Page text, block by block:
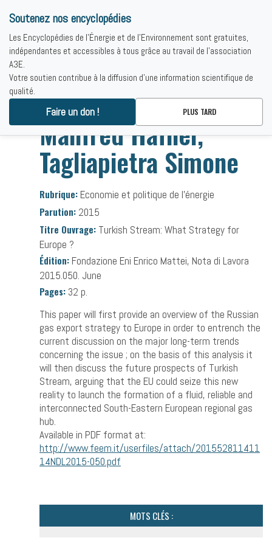
Bibliographies -
Manfred Hafner,
Tagliapietra Simone
Rubrique: Economie et politique de l’énergie
Parution: 2015
Titre Ouvrage: Turkish Stream: What Strategy for
Europe ?
Édition: Fondazione Eni Enrico Mattei, Nota di Lavora
2015.050. June
Pages: 32 p.
This paper will first provide an overview of the Russian
gas export strategy to Europe in order to entrench the
current discussion on the major long-term trends
concerning the issue ; on the basis of this analysis it
will then discuss the future prospects of Turkish
Stream, arguing that the EU could seize this new
reality to launch the formation of a fluid, reliable and
interconnected South-Eastern European regional gas
hub.
Available in PDF format at:
http://www.feem.it/userfiles/attach/201552811411
14NDL2015-050.pdf
MOTS CLÉS :
Soutenez nos encyclopédies
Les Encyclopédies de l'Énergie et de l'Environnement sont gratuites,
indépendantes et accessibles à tous grâce au travail de l'association
A3E.
Votre soutien contribue à la diffusion d'une information scientifique de
qualité.
Faire un don ! PLUS TARD